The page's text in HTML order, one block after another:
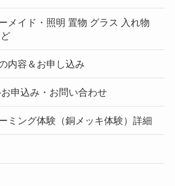
メイド・照明 置物 グラス 入れ物
内容＆お申し込み
申込み・お問い合わせ
ミング体験（銅メッキ体験）詳細